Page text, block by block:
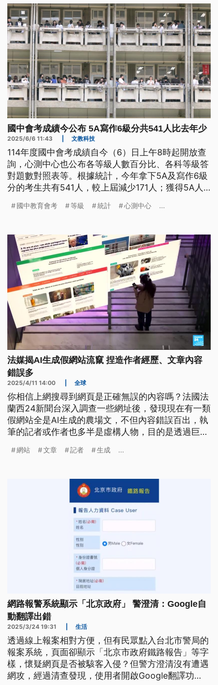
國中會考成績今公布 5A寫作6級分共541人比去年少
2025/6/6 11:43 文教科技
114年度國中會考成績自今（6）日上午8時起開放查
詢，心測中心也公布各等級人數百分比、各科等級答
對題數對照表等。根據統計，今年拿下5A及寫作6級
分的考生共有541人，較上屆減少171人；獲得5A人
國中教育會考 等級 統計 心測中心 ...
法媒揭AI生成假網站流竄 捏造作者經歷、文章內容
錯誤多
2025/4/11 14:00 全球
你相信上網搜尋到網頁是正確無誤的內容嗎？法國法
蘭西24新聞台深入調查一些網址後，發現現在有一類
假網站全是AI生成的農場文，不但內容錯誤百出，執
筆的記者或作者也多半是虛構人物，目的是透過巨大
一個人作業，還能同時經營多達40個網站。目前這類
網站 文章 記者 生成 ...
網路報警系統顯示「北京政府」 警澄清：Google自
動翻譯出錯
2025/3/24 19:31 生活
透過線上報案相對方便，但有民眾點入台北市警局的
報案系統，頁面卻顯示「北京市政府鐵路報告」等字
樣，懷疑網頁是否被駭客入侵？但警方澄清沒有遭遇
網攻，經過清查發現，使用者開啟Google翻譯功